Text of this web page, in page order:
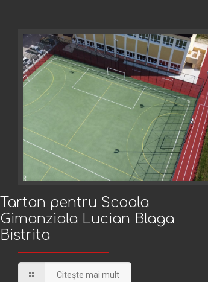
Tartan pentru Scoala Gimanziala Lucian Blaga
Tartan pentru Scoala
Gimanziala Lucian Blaga
Bistrita
Citește mai mult